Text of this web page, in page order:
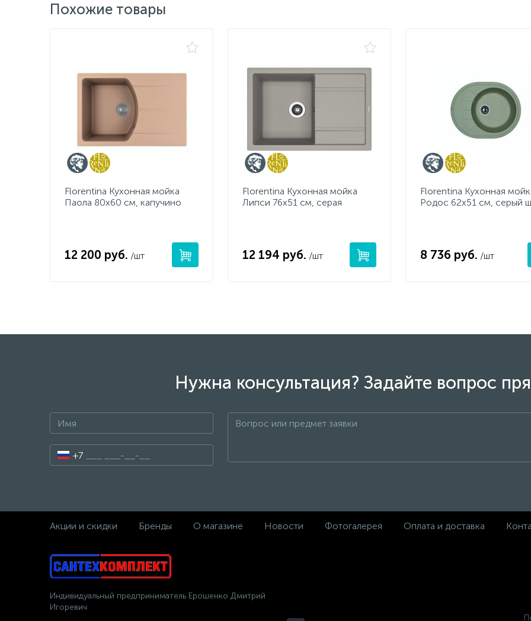
Похожие товары
Florentina Кухонная мойка
Паола 80х60 см, капучино
12 200 руб. /шт
Florentina Кухонная мойка
Липси 76х51 см, серая
12 194 руб. /шт
Florentina Кухонная
Родос 62х51 см, серый
8 736 руб. /шт
Нужна консультация? Задайте вопрос
+7
Акции и скидки Бренды О магазине Новости Фотогалерея Оплата и доставка
Индивидуальный предприниматель Ерошенко Дмитрий
Игоревич